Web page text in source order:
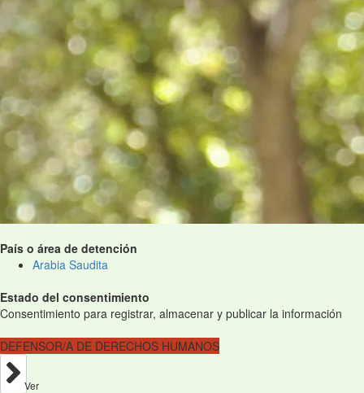
País o área de detención
Arabia Saudita
Estado del consentimiento
Consentimiento para registrar, almacenar y publicar la información
DEFENSOR/A DE DERECHOS HUMANOS
Ver